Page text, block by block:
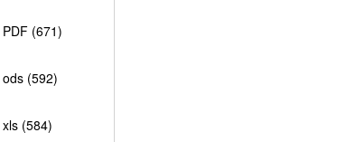
PDF (671)
ods (592)
xls (584)